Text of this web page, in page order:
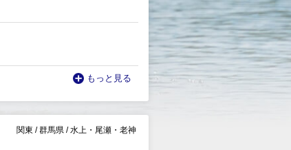
もっと見る
関東 / 群馬県 / 水上・尾瀬・老神